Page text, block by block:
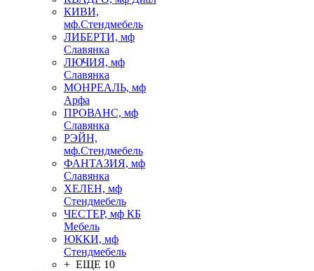
КИВИ,
мф.Стендмебель
ЛИБЕРТИ, мф
Славянка
ЛЮЧИЯ, мф
Славянка
МОНРЕАЛЬ, мф
Арфа
ПРОВАНС, мф
Славянка
РЭЙН,
мф.Стендмебель
ФАНТАЗИЯ, мф
Славянка
ХЕЛЕН, мф
Стендмебель
ЧЕСТЕР, мф КБ
Мебель
ЮККИ, мф
Стендмебель
+ ЕЩЕ 10